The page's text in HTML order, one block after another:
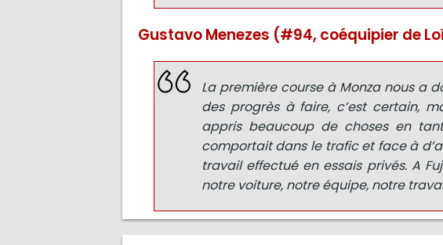
Gustavo Menezes (#94, coéquipier de
La première course à Monza nous a
des progrès à faire, c’est certain,
appris beaucoup de choses en
comportait dans le trafic et face à
travail effectué en essais privés. A
notre voiture, notre équipe, notre